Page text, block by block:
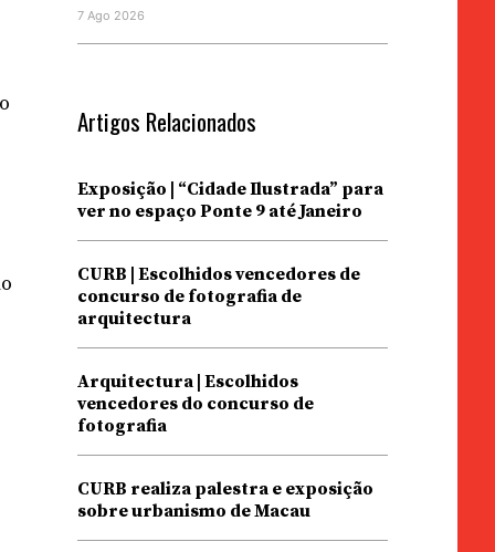
7 Ago 2026
Artigos Relacionados
Exposição | “Cidade Ilustrada” para
ver no espaço Ponte 9 até Janeiro
CURB | Escolhidos vencedores de
concurso de fotografia de
arquitectura
Arquitectura | Escolhidos
vencedores do concurso de
fotografia
CURB realiza palestra e exposição
sobre urbanismo de Macau